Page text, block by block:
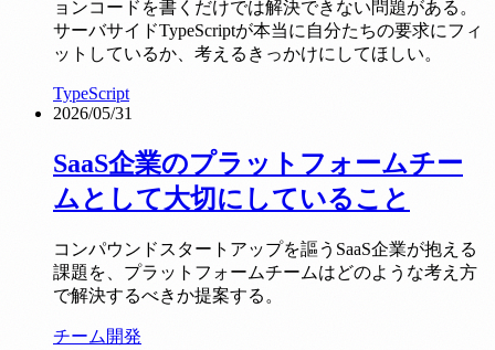
ョンコードを書くだけでは解決できない問題がある。
サーバサイドTypeScriptが本当に自分たちの要求にフィ
ットしているか、考えるきっかけにしてほしい。
TypeScript
2026/05/31
SaaS企業のプラットフォームチー
ムとして大切にしていること
コンパウンドスタートアップを謳うSaaS企業が抱える
課題を、プラットフォームチームはどのような考え方
で解決するべきか提案する。
チーム開発